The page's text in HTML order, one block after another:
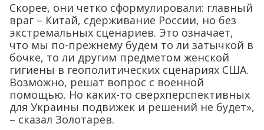
Скорее, они четко сформулировали: главный
враг – Китай, сдерживание России, но без
экстремальных сценариев. Это означает,
что мы по-прежнему будем то ли затычкой в
бочке, то ли другим предметом женской
гигиены в геополитических сценариях США.
Возможно, решат вопрос с военной
помощью. Но каких-то сверхперспективных
для Украины подвижек и решений не будет»,
– сказал Золотарев.